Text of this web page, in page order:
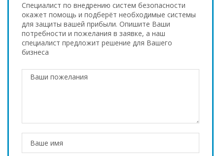
Специалист по внедрению систем безопасности
окажет помощь и подберёт необходимые системы
для защиты вашей прибыли. Опишите Ваши
потребности и пожелания в заявке, а наш
специалист предложит решение для Вашего
бизнеса